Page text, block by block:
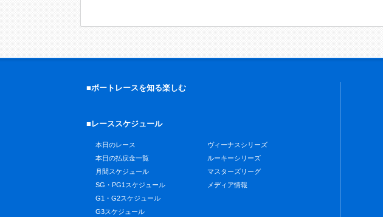
■ボートレースを知る楽しむ
■レーススケジュール
本日のレース
本日の払戻金一覧
月間スケジュール
SG・PG1スケジュール
G1・G2スケジュール
G3スケジュール
ヴィーナスシリーズ
ルーキーシリーズ
マスターズリーグ
メディア情報